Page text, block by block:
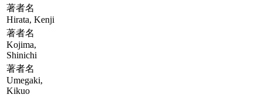
著者名
Hirata, Kenji
著者名
Kojima,
Shinichi
著者名
Umegaki,
Kikuo